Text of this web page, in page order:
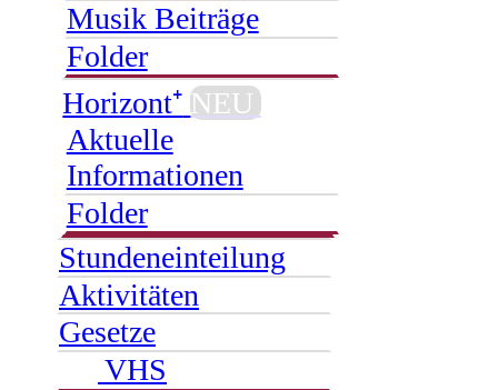
Musik Beiträge
Folder
Horizont⁺ NEU
Aktuelle
Informationen
Folder
Stundeneinteilung
Aktivitäten
Gesetze
VHS